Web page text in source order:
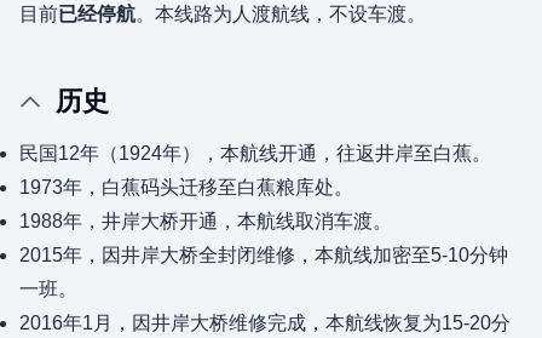
目前已经停航。本线路为人渡航线，不设车渡。
历史
民国12年（1924年），本航线开通，往返井岸至白蕉。
1973年，白蕉码头迁移至白蕉粮库处。
1988年，井岸大桥开通，本航线取消车渡。
2015年，因井岸大桥全封闭维修，本航线加密至5-10分钟
一班。
2016年1月，因井岸大桥维修完成，本航线恢复为15-20分